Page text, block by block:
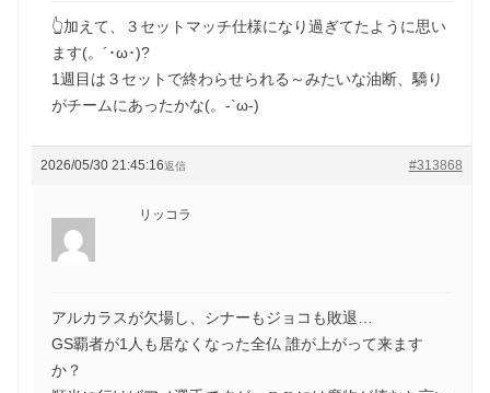
👆加えて、３セットマッチ仕様になり過ぎてたように思い
ます(。´･ω･)?
1週目は３セットで終わらせられる～みたいな油断、驕り
がチームにあったかな(。-`ω-)
2026/05/30 21:45:16 #313868
返信
リッコラ
アルカラスが欠場し、シナーもジョコも敗退…
GS覇者が1人も居なくなった全仏 誰が上がって来ます
か？